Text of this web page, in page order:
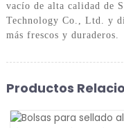
vacío de alta calidad de
Technology Co., Ltd. y
más frescos y duraderos.
Productos